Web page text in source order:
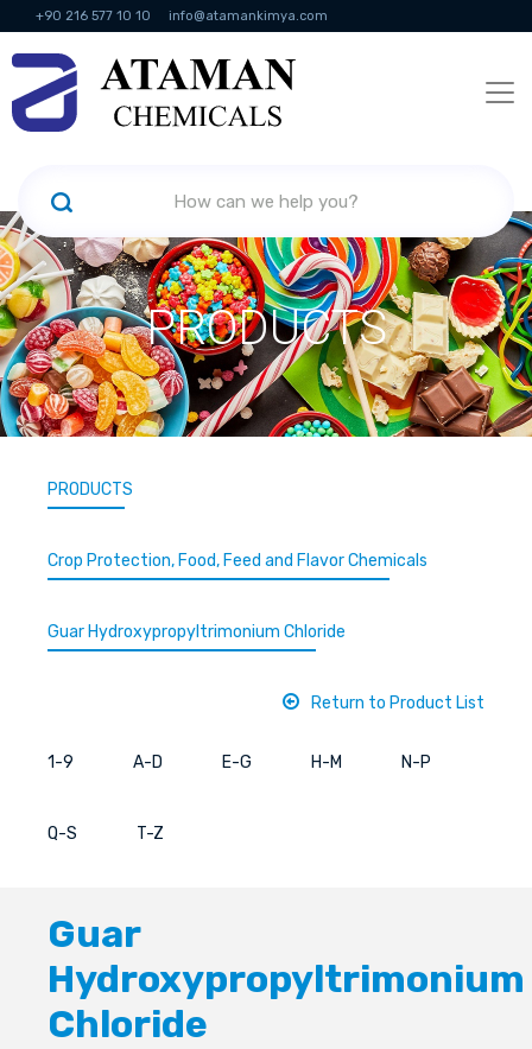
+90 216 577 10 10 info@atamankimya.com
KVKK Politikası Information Society Services
PRODUCTS
PRODUCTS
Crop Protection, Food, Feed and Flavor Chemicals
Guar Hydroxypropyltrimonium Chloride
Return to Product List
1-9 A-D E-G H-M N-P
Q-S T-Z
Guar
Hydroxypropyltrimonium
Chloride